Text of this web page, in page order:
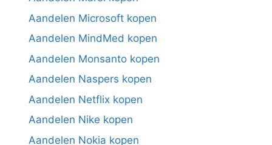
Aandelen Microsoft kopen
Aandelen MindMed kopen
Aandelen Monsanto kopen
Aandelen Naspers kopen
Aandelen Netflix kopen
Aandelen Nike kopen
Aandelen Nokia kopen